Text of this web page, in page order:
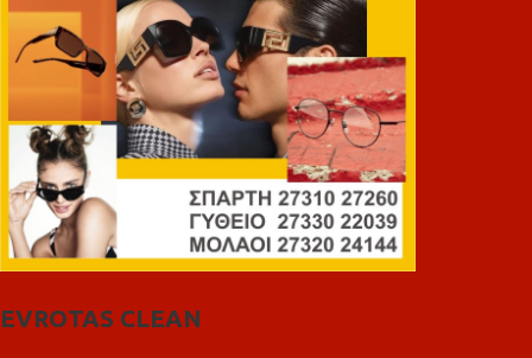
EVROTAS CLEAN